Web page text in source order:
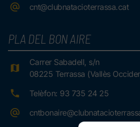
cnt@clubnatacioterrassa.cat
PLA DEL BON AIRE
Carrer Sabadell, s/n
08225 Terrassa (Vallès
Telèfon: 93 735 24 25